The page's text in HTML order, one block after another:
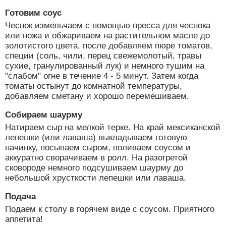
Готовим соус
Чеснок измельчаем с помощью пресса для чеснока
или ножа и обжариваем на растительном масле до
золотистого цвета, после добавляем пюре томатов,
специи (соль, чили, перец свежемолотый, травы
сухие, гранулированный лук) и немного тушим на
"слабом" огне в течение 4 - 5 минут. Затем когда
томаты остынут до комнатной температуры,
добавляем сметану и хорошо перемешиваем.
Собираем шаурму
Натираем сыр на мелкой терке. На край мексиканской
лепешки (или лаваша) выкладываем готовую
начинку, посыпаем сыром, поливаем соусом и
аккуратно сворачиваем в ролл. На разогретой
сковороде немного подсушиваем шаурму до
небольшой хрусткости лепешки или лаваша.
Подача
Подаем к столу в горячем виде с соусом. Приятного
аппетита!